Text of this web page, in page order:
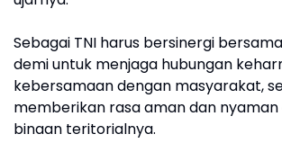
Sebagai TNI harus bersinergi
demi untuk menjaga hubungan
kebersamaan dengan masyarakat,
memberikan rasa aman dan nyaman
binaan teritorialnya.